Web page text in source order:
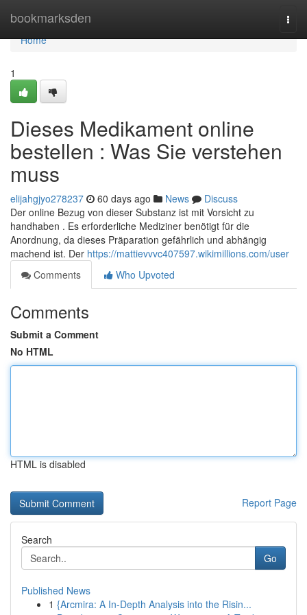
bookmarksden
Home
Home
1
Dieses Medikament online
bestellen : Was Sie verstehen
muss
elijahgjyo278237 60 days ago News
Discuss
Der online Bezug von dieser Substanz ist mit Vorsicht zu
handhaben . Es erforderliche Mediziner benötigt für die
Anordnung, da dieses Präparation gefährlich und abhängig
machend ist. Der https://mattievvvc407597.wikimillions.com/user
Comments
Who Upvoted
Comments
Submit a Comment
No HTML
HTML is disabled
Report Page
Search
Go
Published News
1 {Arcmira: A In-Depth Analysis into the Risin...